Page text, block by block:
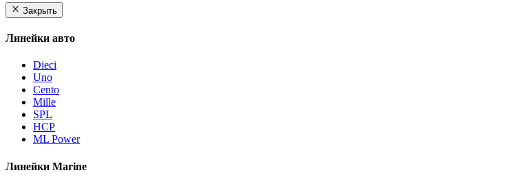
Закрыть
Линейки авто
Dieci
Uno
Cento
Mille
SPL
HCP
ML Power
Линейки Marine